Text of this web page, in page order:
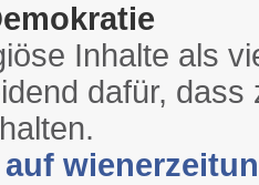
Inhalte als
dafür,